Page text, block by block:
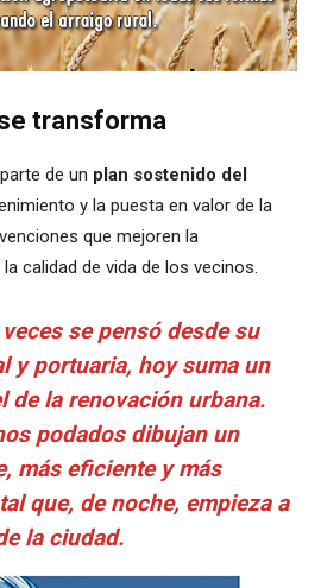
transforma
de un plan sostenido del
y la puesta en valor de la
que mejoren la
calidad de vida de los vecinos.
se pensó desde su
y portuaria, hoy suma un
de la renovación urbana.
podados dibujan un
más eficiente y más
que, de noche, empieza a
la ciudad.